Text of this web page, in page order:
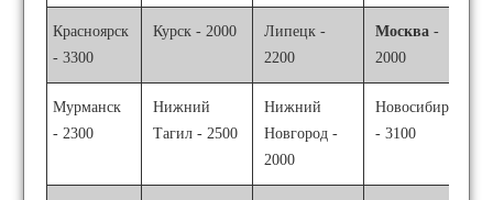
Красноярск
- 3300
Курск - 2000
Липецк -
2200
Москва -
2000
Мурманск
- 2300
Нижний
Тагил - 2500
Нижний
Новгород -
2000
Новосибирск
- 3100